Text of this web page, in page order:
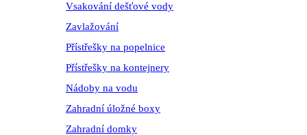
Vsakování dešťové vody
Zavlažování
Přístřešky na popelnice
Přístřešky na kontejnery
Nádoby na vodu
Zahradní úložné boxy
Zahradní domky